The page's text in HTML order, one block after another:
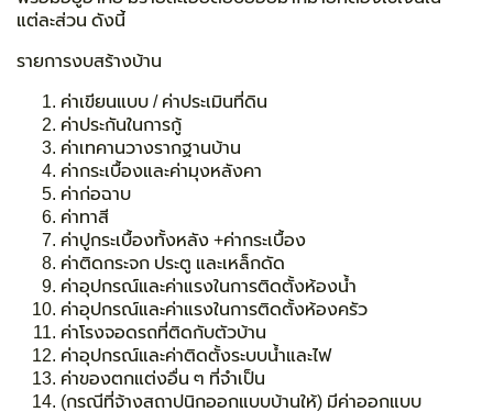
แต่ละส่วน ดังนี้
รายการงบสร้างบ้าน
ค่าเขียนแบบ / ค่าประเมินที่ดิน
ค่าประกันในการกู้
ค่าเทคานวางรากฐานบ้าน
ค่ากระเบื้องและค่ามุงหลังคา
ค่าก่อฉาบ
ค่าทาสี
ค่าปูกระเบื้องทั้งหลัง +ค่ากระเบื้อง
ค่าติดกระจก ประตู และเหล็กดัด
ค่าอุปกรณ์และค่าแรงในการติดตั้งห้องน้ำ
ค่าอุปกรณ์และค่าแรงในการติดตั้งห้องครัว
ค่าโรงจอดรถที่ติดกับตัวบ้าน
ค่าอุปกรณ์และค่าติดตั้งระบบน้ำและไฟ
ค่าของตกแต่งอื่น ๆ ที่จำเป็น
(กรณีที่จ้างสถาปนิกออกแบบบ้านให้) มีค่าออกแบบ